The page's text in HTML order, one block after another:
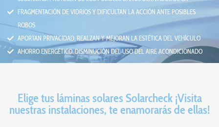
FRAGMENTACIÓN DE VIDRIOS Y DIFICULTAN LA ACCIÓN ANTE POSIBLES
ROBOS
APORTAN PRIVACIDAD, REALZAN Y MEJORAN LA ESTÉTICA DEL VEHÍCULO
AHORRO ENERGÉTICO. DISMINUCIÓN DEL USO DEL AIRE ACONDICIONADO
Elige tus láminas solares Solarcheck ¡Visita
nuestras instalaciones, te enamorarás de ellas!